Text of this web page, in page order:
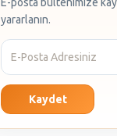
E-posta bültenimize
yararlanın.
Kaydet